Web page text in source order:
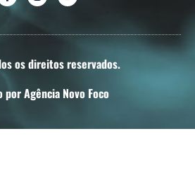
os direitos reservados.
por Agência Novo Foco